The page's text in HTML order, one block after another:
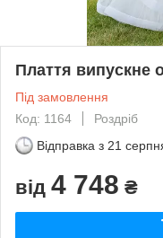
Плаття випускне
Під замовлення
Код: 1164
Роздріб
Відправка з 21
від 4 748 ₴